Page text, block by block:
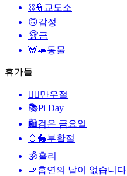
⛓️👮 교도소
🙃감정
🏆금
🦌🦔동물
휴가들
🙆‍♂️만우절
📚Pi Day
🛍검은 금요일
🥚🐇부활절
🕉홀리
🚬 흡연의 날이 없습니다